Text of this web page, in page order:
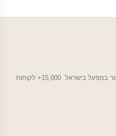
טפטים, מדבקות קיר וציפויי זכוכית. ייצור במפעל בישראל. 15,000+ לקוחות